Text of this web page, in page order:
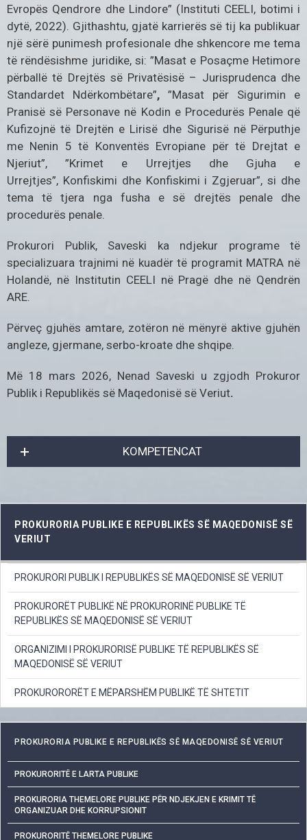
Evropës Qendrore dhe Lindore” (Instituti CEELI, botimi i
dytë, 2022). Gjithashtu, gjatë karrierës së tij ka publikuar
një sërë punimesh profesionale dhe shkencore me tema
të rëndësishme juridike, si: ”Masat e Posaçme Hetimore
përballë të Drejtës së Privatësisë – Jurisprudenca dhe
Standardet Ndërkombëtare”, ”Masat për Sigurimin e
Pranisë së Personave në Kodin e Procedurës Penale që
Kufizojnë të Drejtën e Lirisë dhe Sigurisë në Përputhje
me Nenin 5 të Konventës Evropiane për të Drejtat e
Njeriut”, ”Krimet e Urrejtjes dhe Gjuha e
Urrejtjes”, Konfiskimi dhe Konfiskimi i Zgjeruar”, si dhe
tema të tjera nga fusha e së drejtës penale dhe
procedurës penale.
Prokurori Publik, Saveski ka ndjekur programe të
specializuara trajnimi në kuadër të programit MATRA në
Holandë, në Institutin CEELI në Pragë dhe në Qendrën
ARE.
Përveç gjuhës amtare, zotëron në mënyrë aktive gjuhën
angleze, gjermane, serbo-kroate dhe shqipe.
Më 18 mars 2026, Nenad Saveski u zgjodh Prokuror
Publik i Republikës së Maqedonisë së Veriut.
KOMPETENCAT
PROKURORIA PUBLIKE E REPUBLIKËS SË MAQEDONISË SË
VERIUT
PROKURORI PUBLIK I REPUBLIKËS SË MAQEDONISË SË VERIUT
PROKURORËT PUBLIKË NË PROKURORINË PUBLIKE TË
REPUBLIKËS SË MAQEDONISË SË VERIUT
ORGANIZIMI I PROKURORISË PUBLIKE TË REPUBLIKËS SË
MAQEDONISË SË VERIUT
PROKURORORËT E MËPARSHËM PUBLIKË TË SHTETIT
PROKURORIA PUBLIKE E REPUBLIKËS SË MAQEDONISË SË VERIUT
PROKURORITË E LARTA PUBLIKE
PROKURORIA THEMELORE PUBLIKE PËR NDJEKJEN E KRIMIT TË
ORGANIZUAR DHE KORRUPSIONIT
PROKURORITË THEMELORE PUBLIKE